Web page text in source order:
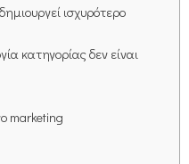
ισχυρότερο
κατηγορίας δεν είναι
marketing